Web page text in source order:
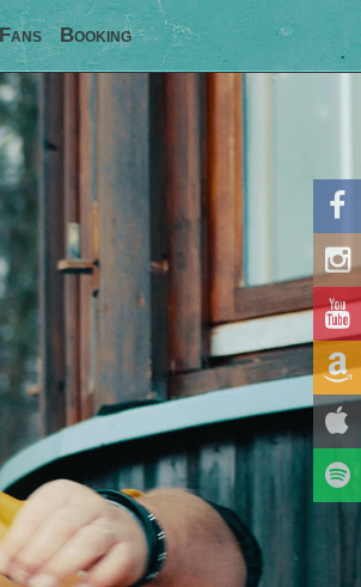
Booking